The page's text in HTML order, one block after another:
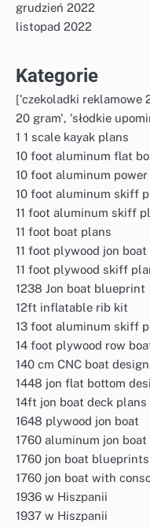
grudzień 2022
listopad 2022
Kategorie
['czekoladki reklamowe
20 gram', 'słodkie
1 1 scale kayak plans
10 foot aluminum flat
10 foot aluminum
10 foot aluminum skiff
11 foot aluminum skiff
11 foot boat plans
11 foot plywood jon
11 foot plywood skiff
1238 Jon boat blueprint
12ft inflatable rib kit
13 foot aluminum skiff
14 foot plywood row
140 cm CNC boat
1448 jon flat bottom
14ft jon boat deck plans
1648 plywood jon boat
1760 aluminum jon boat
1760 jon boat blueprints
1760 jon boat with
1936 w Hiszpanii
1937 w Hiszpanii